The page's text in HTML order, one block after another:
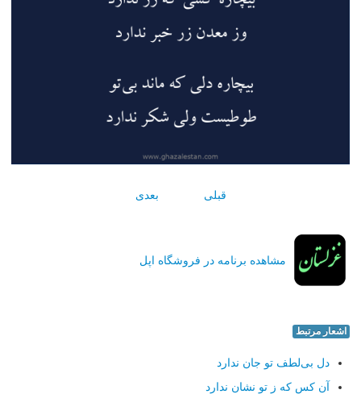
قبلی بعدی
مشاهده برنامه در فروشگاه اپل
اشعار مرتبط
دل بی‌لطف تو جان ندارد
آن كس كه ز تو نشان ندارد